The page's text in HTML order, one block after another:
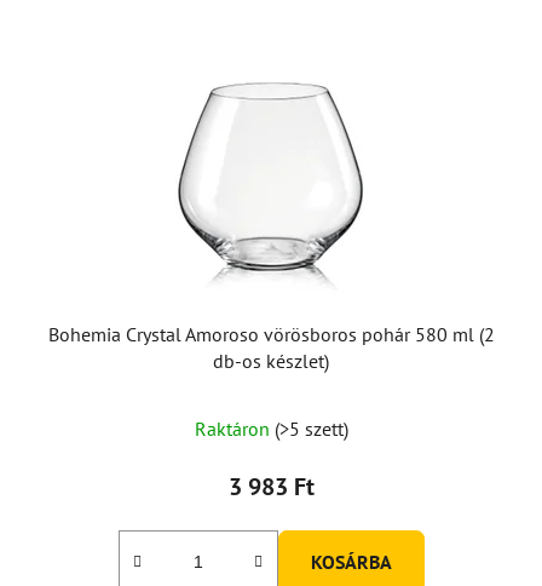
Bohemia Crystal Amoroso vörösboros pohár 580 ml (2
db-os készlet)
termék
átlagos
5-
Raktáron (>5 szett)
3 983 Ft
KOSÁRBA